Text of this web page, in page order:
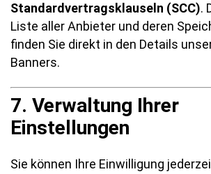
Standardvertragsklauseln (SCC).
Liste aller Anbieter und deren
finden Sie direkt in den Details
Banners.
7. Verwaltung Ihrer
Einstellungen
Sie können Ihre Einwilligung